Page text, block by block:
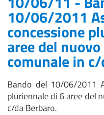
10/06/2011
concessione
aree del
comunale in
Bando del 10/06/2011
pluriennale di 6 aree del
c/da Berbaro.